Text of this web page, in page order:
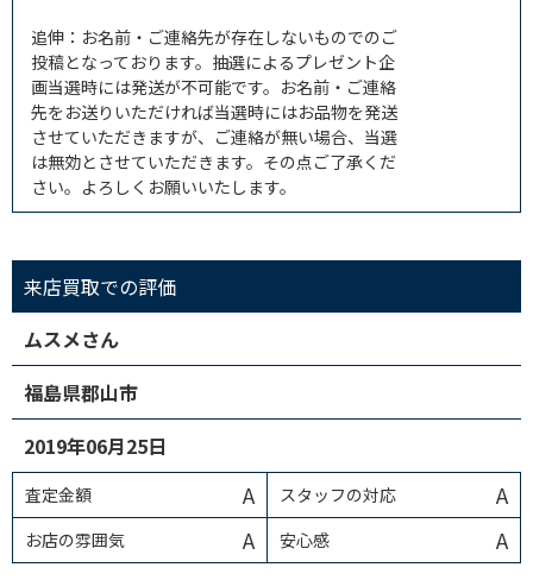
追伸：お名前・ご連絡先が存在しないものでのご
投稿となっております。抽選によるプレゼント企
画当選時には発送が不可能です。お名前・ご連絡
先をお送りいただければ当選時にはお品物を発送
させていただきますが、ご連絡が無い場合、当選
は無効とさせていただきます。その点ご了承くだ
さい。よろしくお願いいたします。
来店買取での評価
ムスメさん
福島県郡山市
2019年06月25日
査定金額 A スタッフの対応 A
お店の雰囲気 A 安心感 A